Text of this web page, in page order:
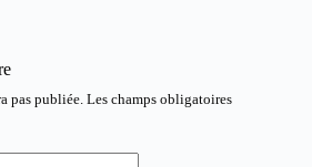
pas publiée. Les champs obligatoires